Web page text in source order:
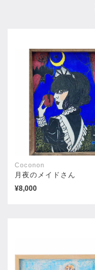
Coconon
月夜のメイドさん
¥8,000